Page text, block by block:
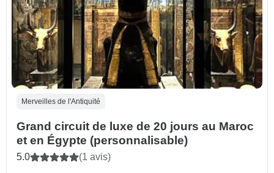
Merveilles de l'Antiquité
Grand circuit de luxe de 20 jours au Maroc
et en Égypte (personnalisable)
5.0 (1 avis)